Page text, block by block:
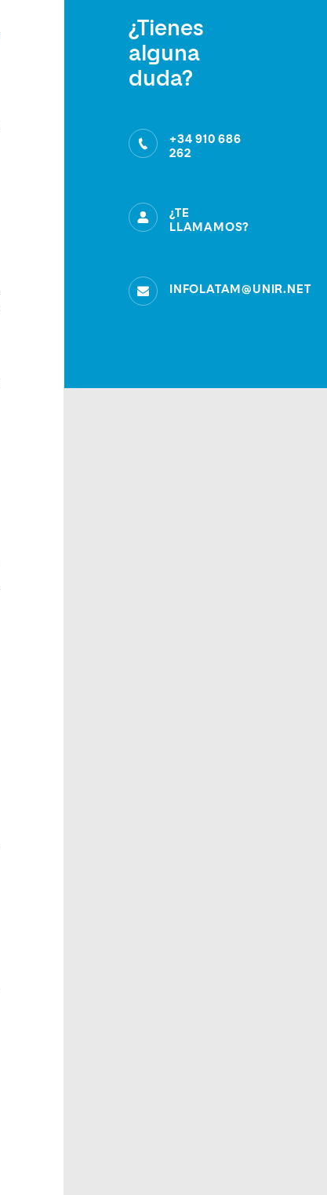
¿Tienes
alguna
duda?
+34 910 686
262
¿TE
LLAMAMOS?
INFOLATAM@UNIR.NET